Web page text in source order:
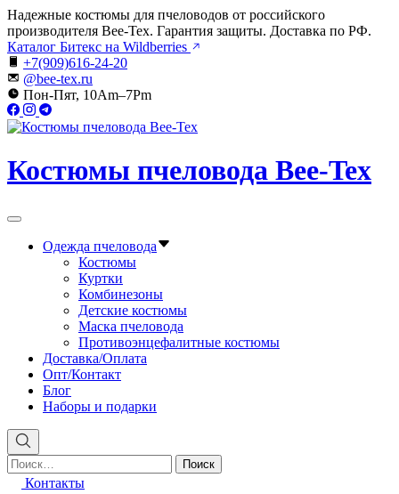
Перейти
к
содержимому
Надежные костюмы для пчеловодов от российского
производителя Bee-Tex. Гарантия защиты. Доставка по РФ.
Каталог Битекс на Wildberries
+7(909)616-24-20
@bee-tex.ru
Пон-Пят, 10Am–7Pm
Костюмы пчеловода Bee-Tex
Вне
Одежда пчеловода
Костюмы
Куртки
Комбинезоны
Детские костюмы
Маска пчеловода
Противоэнцефалитные костюмы
Доставка/Оплата
Опт/Контакт
Блог
Наборы и подарки
Найти:
Контакты